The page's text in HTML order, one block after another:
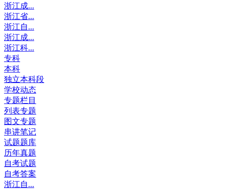
浙江成...
浙江省...
浙江自...
浙江成...
浙江科...
专科
本科
独立本科段
学校动态
专题栏目
列表专题
图文专题
串讲笔记
试题题库
历年真题
自考试题
自考答案
浙江自...